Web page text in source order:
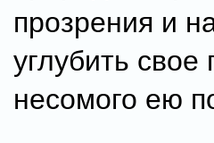
прозрения и
углубить
несомого ею